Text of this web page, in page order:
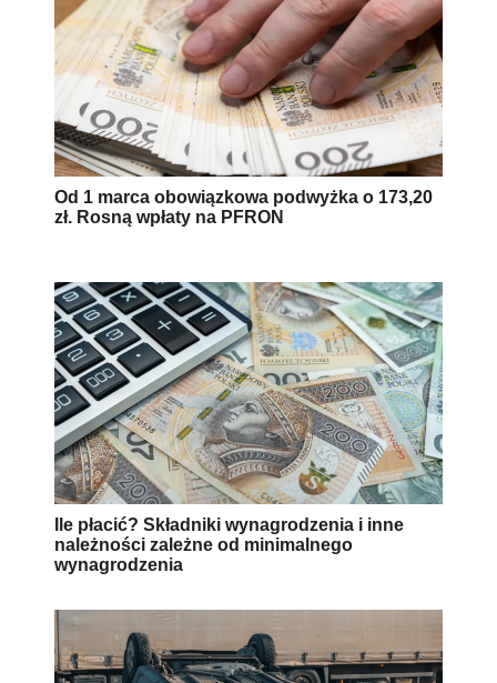
Od 1 marca obowiązkowa podwyżka o 173,20
zł. Rosną wpłaty na PFRON
Ile płacić? Składniki wynagrodzenia i inne
należności zależne od minimalnego
wynagrodzenia